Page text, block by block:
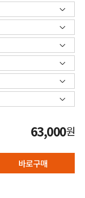
63,000원
바로구매